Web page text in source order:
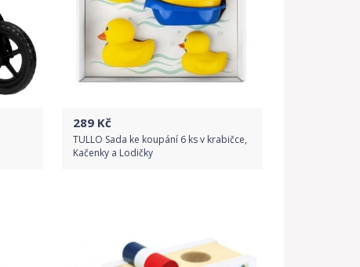
289 Kč
TULLO Sada ke koupání 6 ks v krabičce,
Kačenky a Lodičky
Detail produktu